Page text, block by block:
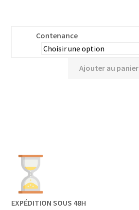
Contenance
Ajouter au panier
EXPÉDITION SOUS 48H